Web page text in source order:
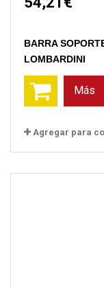
BARRA
LOMBARDINI
Más
Agregar para